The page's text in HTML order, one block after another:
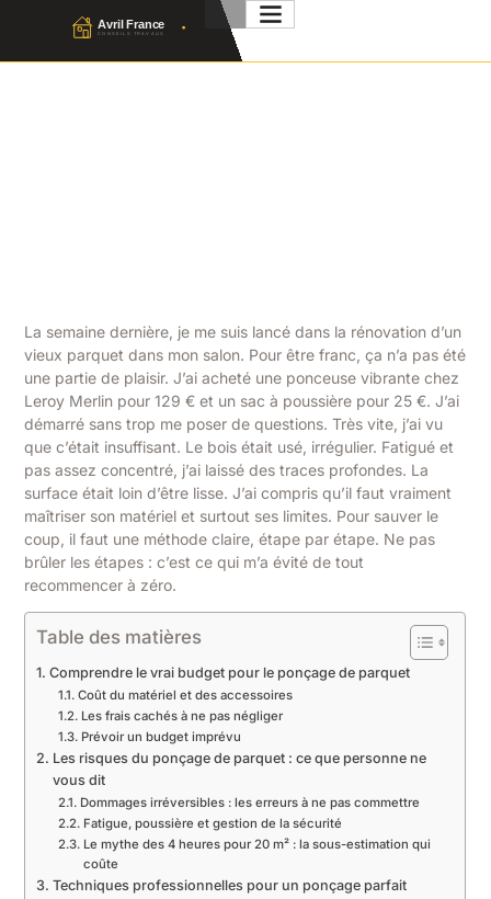
La semaine dernière, je me suis lancé dans la rénovation d’un
vieux parquet dans mon salon. Pour être franc, ça n’a pas été
une partie de plaisir. J’ai acheté une ponceuse vibrante chez
Leroy Merlin pour 129 € et un sac à poussière pour 25 €. J’ai
démarré sans trop me poser de questions. Très vite, j’ai vu
que c’était insuffisant. Le bois était usé, irrégulier. Fatigué et
pas assez concentré, j’ai laissé des traces profondes. La
surface était loin d’être lisse. J’ai compris qu’il faut vraiment
maîtriser son matériel et surtout ses limites. Pour sauver le
coup, il faut une méthode claire, étape par étape. Ne pas
brûler les étapes : c’est ce qui m’a évité de tout
recommencer à zéro.
Table des matières
Comprendre le vrai budget pour le ponçage de parquet
Coût du matériel et des accessoires
Les frais cachés à ne pas négliger
Prévoir un budget imprévu
Les risques du ponçage de parquet : ce que personne ne
vous dit
Dommages irréversibles : les erreurs à ne pas commettre
Fatigue, poussière et gestion de la sécurité
Le mythe des 4 heures pour 20 m² : la sous-estimation qui
coûte
Techniques professionnelles pour un ponçage parfait